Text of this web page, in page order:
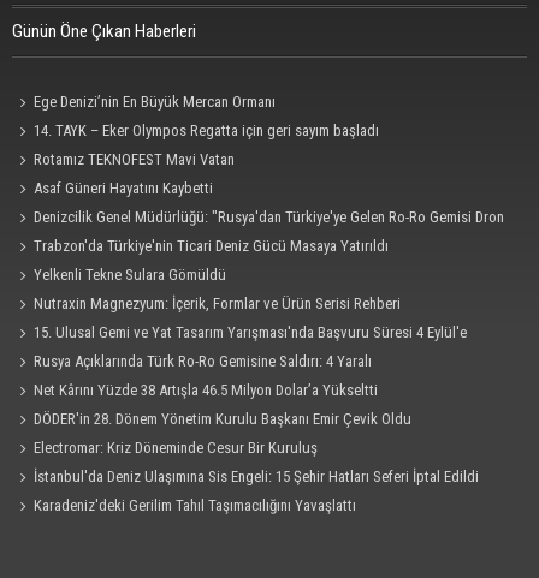
Günün Öne Çıkan Haberleri
Ege Denizi’nin En Büyük Mercan Ormanı
14. TAYK – Eker Olympos Regatta için geri sayım başladı
Rotamız TEKNOFEST Mavi Vatan
Asaf Güneri Hayatını Kaybetti
Denizcilik Genel Müdürlüğü: "Rusya'dan Türkiye'ye Gelen Ro-Ro Gemisi Dron
Saldırısına Uğradı"
Trabzon'da Türkiye'nin Ticari Deniz Gücü Masaya Yatırıldı
Yelkenli Tekne Sulara Gömüldü
Nutraxin Magnezyum: İçerik, Formlar ve Ürün Serisi Rehberi
15. Ulusal Gemi ve Yat Tasarım Yarışması'nda Başvuru Süresi 4 Eylül'e
Uzatıldı
Rusya Açıklarında Türk Ro-Ro Gemisine Saldırı: 4 Yaralı
Net Kârını Yüzde 38 Artışla 46.5 Milyon Dolar’a Yükseltti
DÖDER'in 28. Dönem Yönetim Kurulu Başkanı Emir Çevik Oldu
Electromar: Kriz Döneminde Cesur Bir Kuruluş
İstanbul'da Deniz Ulaşımına Sis Engeli: 15 Şehir Hatları Seferi İptal Edildi
Karadeniz'deki Gerilim Tahıl Taşımacılığını Yavaşlattı